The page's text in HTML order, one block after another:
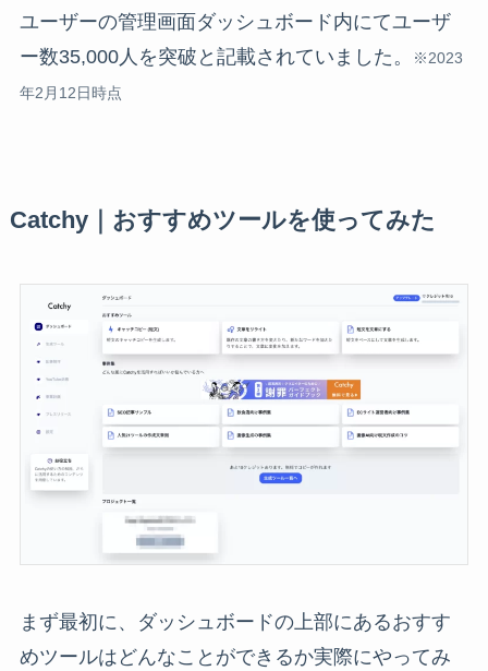
ユーザーの管理画面ダッシュボード内にてユーザ
ー数35,000人を突破と記載されていました。
※2023
年2月12日時点
Catchy｜おすすめツールを使ってみた
まず最初に、ダッシュボードの上部にあるおすす
めツールはどんなことができるか実際にやってみ